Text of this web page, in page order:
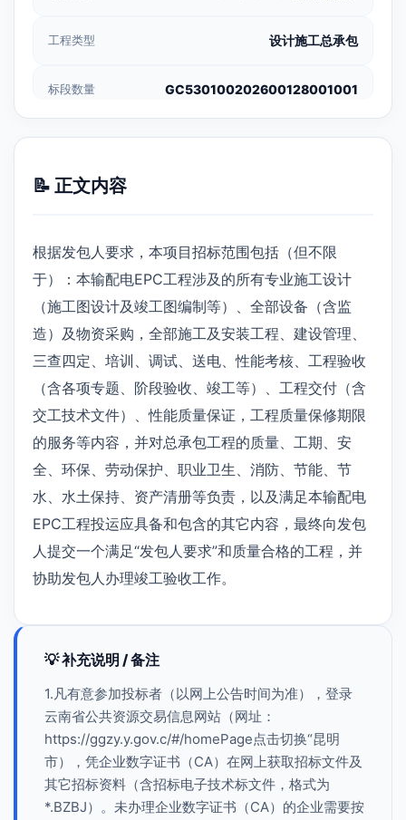
工程类型 设计施工总承包
标段数量 GC530100202600128001001
📝 正文内容
根据发包人要求，本项目招标范围包括（但不限
于）：本输配电EPC工程涉及的所有专业施工设计
（施工图设计及竣工图编制等）、全部设备（含监
造）及物资采购，全部施工及安装工程、建设管理、
三查四定、培训、调试、送电、性能考核、工程验收
（含各项专题、阶段验收、竣工等）、工程交付（含
交工技术文件）、性能质量保证，工程质量保修期限
的服务等内容，并对总承包工程的质量、工期、安
全、环保、劳动保护、职业卫生、消防、节能、节
水、水土保持、资产清册等负责，以及满足本输配电
EPC工程投运应具备和包含的其它内容，最终向发包
人提交一个满足“发包人要求”和质量合格的工程，并
协助发包人办理竣工验收工作。
💡 补充说明 / 备注
1.凡有意参加投标者（以网上公告时间为准），登录
云南省公共资源交易信息网站（网址：
https://ggzy.y.gov.c/#/homePage点击切换“昆明
市），凭企业数字证书（CA）在网上获取招标文件及
其它招标资料（含招标电子技术标文件，格式为
*.BZBJ）。未办理企业数字证书（CA）的企业需要按